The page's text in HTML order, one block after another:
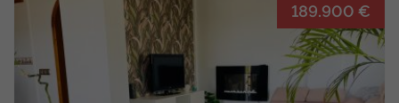
189.900 €